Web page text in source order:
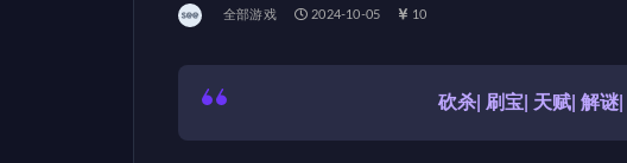
全部游戏 2024-10-05 10
砍杀| 刷宝| 天赋| 解谜